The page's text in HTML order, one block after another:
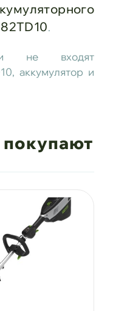
.
не входят
аккумулятор и
покупают